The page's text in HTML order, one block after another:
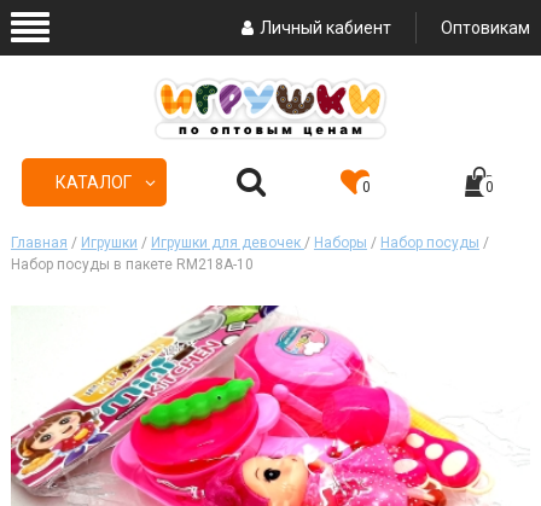
Личный кабиент Оптовикам
КАТАЛОГ 0 0
Главная / Игрушки / Игрушки для девочек / Наборы / Набор посуды /
Набор посуды в пакете RM218A-10